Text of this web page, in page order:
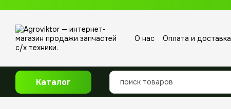
О нас Оплата и доставка
Каталог